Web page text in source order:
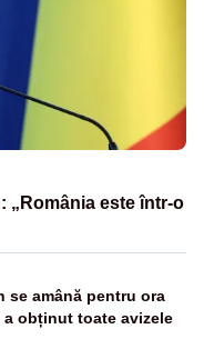
„România este într-o
se amână pentru ora
a obținut toate avizele